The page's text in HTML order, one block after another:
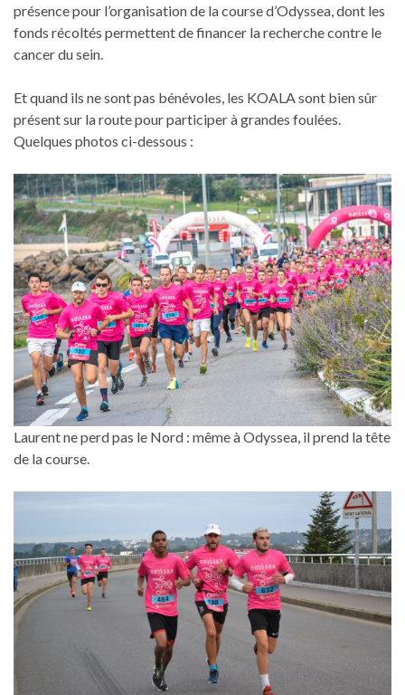
présence pour l’organisation de la course d’Odyssea, dont les
fonds récoltés permettent de financer la recherche contre le
cancer du sein.
Et quand ils ne sont pas bénévoles, les KOALA sont bien sûr
présent sur la route pour participer à grandes foulées.
Quelques photos ci-dessous :
Laurent ne perd pas le Nord : même à Odyssea, il prend la tête
de la course.